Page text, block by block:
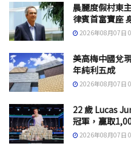
晨麗度假村東
律賓首富寶座
2026年08月07日
美高梅中國兌
年純利五成
2026年08月07日
22 歲 Lucas
冠軍，贏取
2026年08月07日